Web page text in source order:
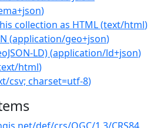
)
collection as HTML(text/html)
(application/geo+json)
LD)(application/ld+json)
html)
csv; charset=utf-8)